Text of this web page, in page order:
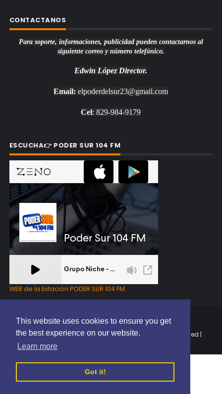
This website uses cookies to ensure you get
the best experience on our website.
Learn more
Got it!
CONTACTANOS
Para soporte, informaciones, publicidad pueden contactarnos al
siguiente correo y número telefónico.
Edwin López Director.
Email: elpoderdelsur23@gmail.com
Cel: 829-984-9179
ESCUCHA👉 PODER SUR 104 FM
WEB de la Estación PODER SUR 104 FM
Copyright © 2025 | EL PODER DEL SUR RD | All Rights Reserved |